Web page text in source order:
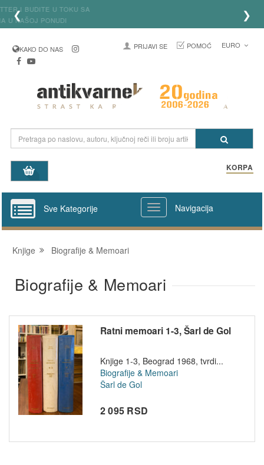
❮
Prijavite se na newsletter i budite u toku sa
najređim knjigama u našoj ponudi
❯
KAKO DO NAS PRIJAVI SE POMOĆ EURO
KORPA
Sve Kategorije Navigacija
Knjige Biografije & Memoari
Biografije & Memoari
Ratni memoari 1-3, Šarl de Gol
Knjige 1-3, Beograd 1968, tvrdi...
Biografije & Memoari
Šarl de Gol
2 095 RSD